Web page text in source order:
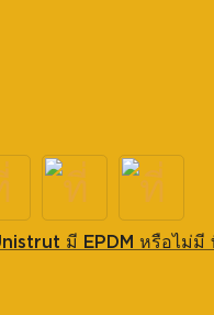
มี EPDM หรือไม่มี